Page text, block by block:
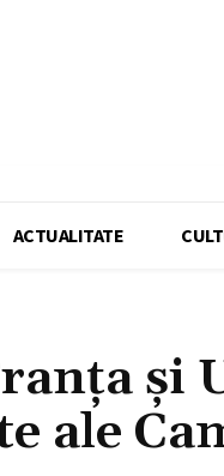
ACTUALITATE
şi
ale